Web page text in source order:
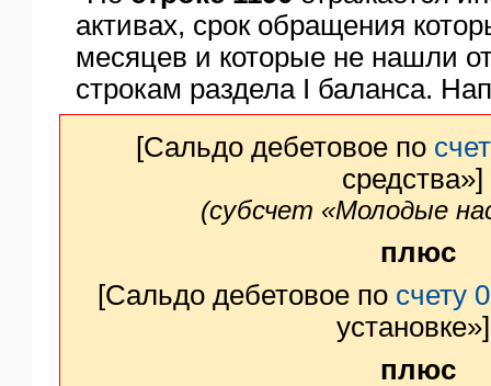
ЭДО
активах, срок обращения
месяцев и которые не нашли
строкам раздела I баланса.
[Сальдо дебетовое по
средства»]
(субсчет «Молодые
плюс
[Сальдо дебетовое по счету
установке»]
плюс